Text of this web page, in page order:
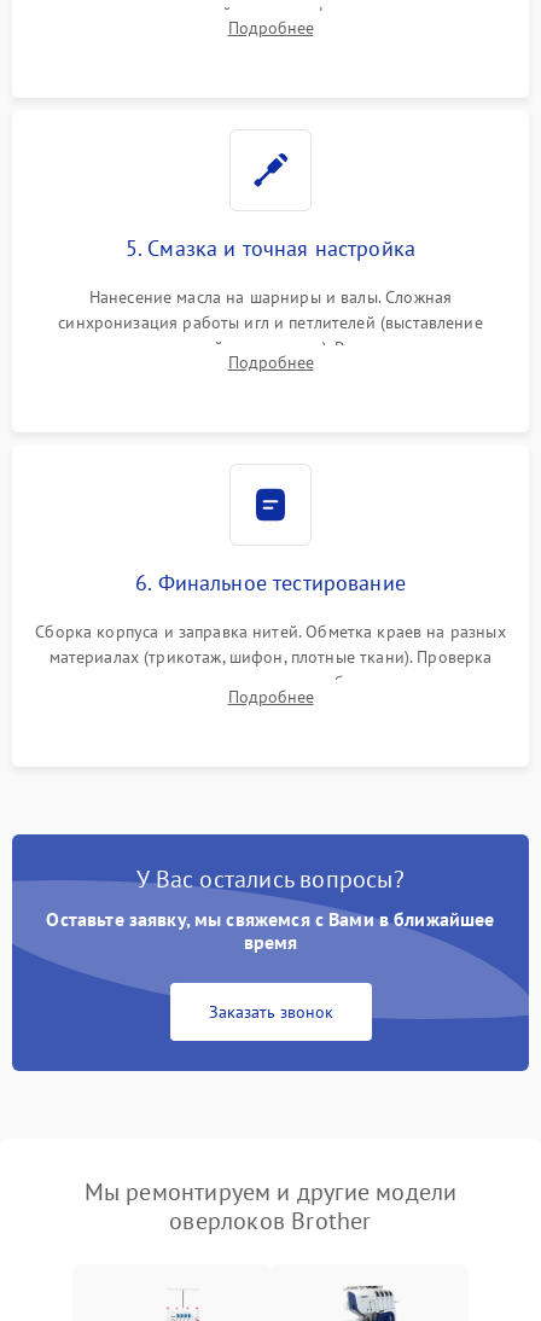
новых петлителей взамен деформированных.
Восстановление контактов в педали и цепях
Подробнее
5. Смазка и точная настройка
Нанесение масла на шарниры и валы. Сложная
синхронизация работы игл и петлителей (выставление
зазоров до сотых долей миллиметра). Регулировка прижима
ножей, ширины обметки и хода дифференциального
Подробнее
6. Финальное тестирование
Сборка корпуса и заправка нитей. Обметка краев на разных
материалах (трикотаж, шифон, плотные ткани). Проверка
ровности среза, эластичности шва, работы ролевого шва и
отсутствия стягивания или волнистости ткани.
Подробнее
У Вас остались вопросы?
Оставьте заявку, мы свяжемся с Вами в ближайшее
время
Заказать звонок
Мы ремонтируем и другие модели
оверлоков Brother